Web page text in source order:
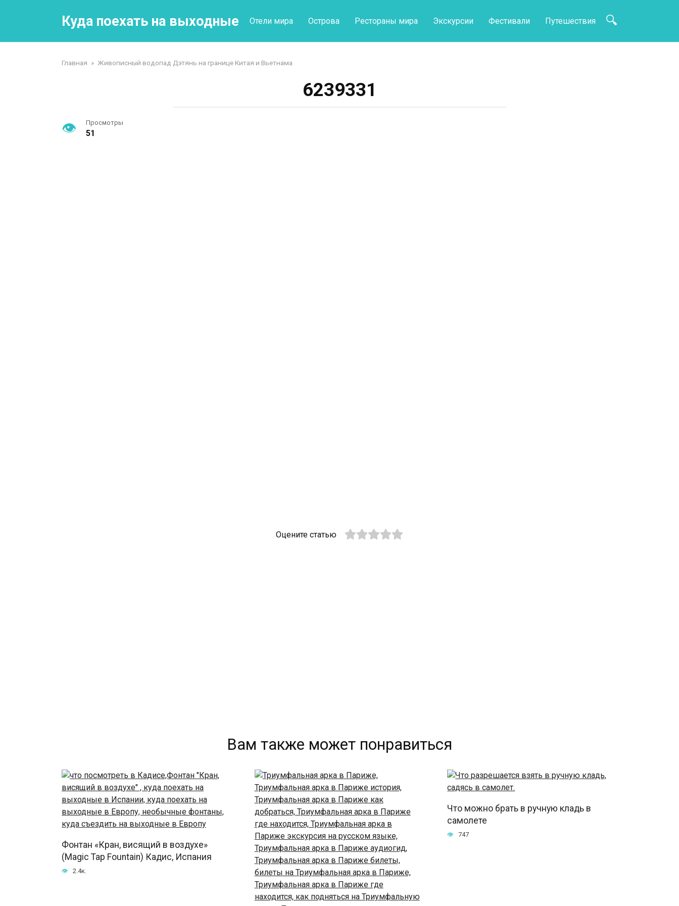
Куда поехать на выходные Отели мира Острова Рестораны мира Экскурсии Фестивали Путешествия
Главная » Живописный водопад Дэтянь на границе Китая и Вьетнама
6239331
Просмотры
51
Оцените статью
Вам также может понравиться
Фонтан «Кран, висящий в воздухе»
(Magic Tap Fountain) Кадис, Испания
2.4к.
Что можно брать в ручную кладь в
самолете
747